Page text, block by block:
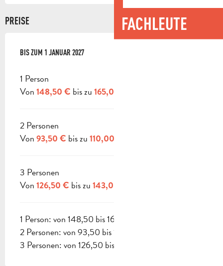
FACHLEUTE
PREISE
AB3 JANUAR 2026 BIS ZUM
BIS ZUM 1 JANUAR 2027
1 Person
Von 148,50 € bis zu 165,00 €
2 Personen
Von 93,50 € bis zu 110,00 €
3 Personen
Von 126,50 € bis zu 143,00 €
1 Person: von 148,50 bis 165 €
2 Personen: von 93,50 bis 110 €
3 Personen: von 126,50 bis 143 €.